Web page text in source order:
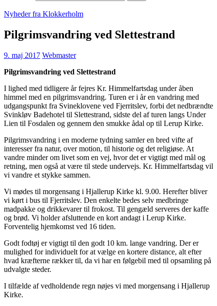
Nyheder fra Klokkerholm
Pilgrimsvandring ved Slettestrand
9. maj 2017 Webmaster
Pilgrimsvandring ved Slettestrand
I lighed med tidligere år fejres Kr. Himmelfartsdag under åben
himmel med en pilgrimsvandring. Turen er i år en vandring med
udgangspunkt fra Svineklovene ved Fjerritslev, forbi det nedbrændte
Svinkløv Badehotel til Slettestrand, sidste del af turen langs Under
Lien til Fosdalen og gennem den smukke ådal op til Lerup Kirke.
Pilgrimsvandring i en moderne tydning samler en bred vifte af
interesser fra natur, over motion, til historie og det religiøse. At
vandre minder om livet som en vej, hvor det er vigtigt med mål og
retning, men også at være til stede undervejs. Kr. Himmelfartsdag vil
vi vandre et stykke sammen.
Vi mødes til morgensang i Hjallerup Kirke kl. 9.00. Herefter bliver
vi kørt i bus til Fjerritslev. Den enkelte bedes selv medbringe
madpakke og drikkevarer til frokost. Til gengæld serveres der kaffe
og brød. Vi holder afsluttende en kort andagt i Lerup Kirke.
Forventelig hjemkomst ved 16 tiden.
Godt fodtøj er vigtigt til den godt 10 km. lange vandring. Der er
mulighed for individuelt for at vælge en kortere distance, alt efter
hvad kræfterne rækker til, da vi har en følgebil med til opsamling på
udvalgte steder.
I tilfælde af vedholdende regn nøjes vi med morgensang i Hjallerup
Kirke.